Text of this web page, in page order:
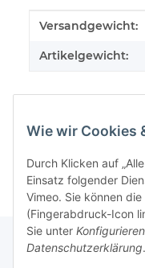
Wie wir Cookies
Durch Klicken auf
Einsatz folgender
Vimeo. Sie können
(Fingerabdruck-Icon
Sie unter Konfigurieren
Datenschutzerklärung.
Produkteigenschaft
Wert
Versandgewicht:
Artikelgewicht: